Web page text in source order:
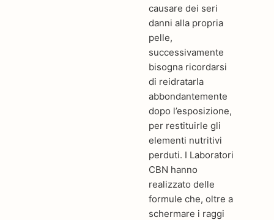
causare dei seri
danni alla propria
pelle,
successivamente
bisogna ricordarsi
di reidratarla
abbondantemente
dopo l’esposizione,
per restituirle gli
elementi nutritivi
perduti. I Laboratori
CBN hanno
realizzato delle
formule che, oltre a
schermare i raggi